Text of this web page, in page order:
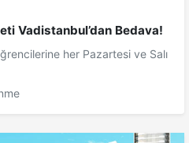
Vadistanbul’dan Bedava!
her Pazartesi ve Salı